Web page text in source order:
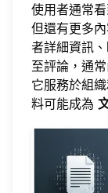
使用者通常
但還有更多
者詳細資訊
至評論，通
它服務於組
料可能成為